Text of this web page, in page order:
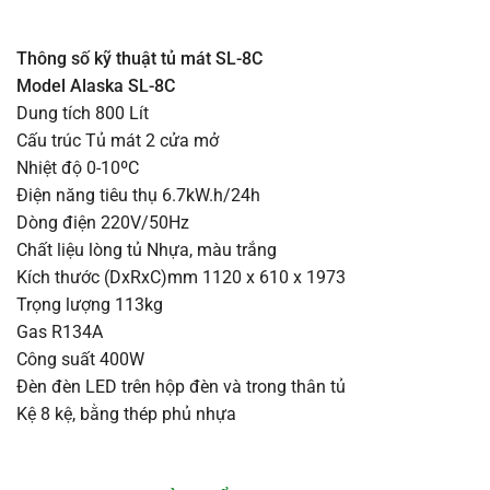
Thông số kỹ thuật tủ mát SL-8C
Model Alaska SL-8C
Dung tích 800 Lít
Cấu trúc Tủ mát 2 cửa mở
Nhiệt độ 0-10ºC
Điện năng tiêu thụ 6.7kW.h/24h
Dòng điện 220V/50Hz
Chất liệu lòng tủ Nhựa, màu trắng
Kích thước (DxRxC)mm 1120 x 610 x 1973
Trọng lượng 113kg
Gas R134A
Công suất 400W
Đèn đèn LED trên hộp đèn và trong thân tủ
Kệ 8 kệ, bằng thép phủ nhựa